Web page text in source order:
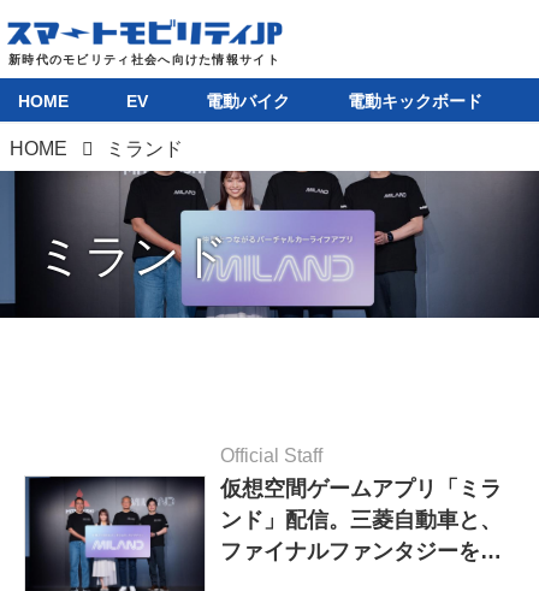
HOME EV 電動バイク 電動キックボード
HOME ミランド
ミランド
Official Staff
仮想空間ゲームアプリ「ミラ
ンド」配信。三菱自動車と、
ファイナルファンタジーを手